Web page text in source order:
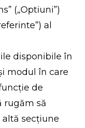
(„Optiuni”)
al
disponibile în
modul în care
de
rugăm să
altă secțiune